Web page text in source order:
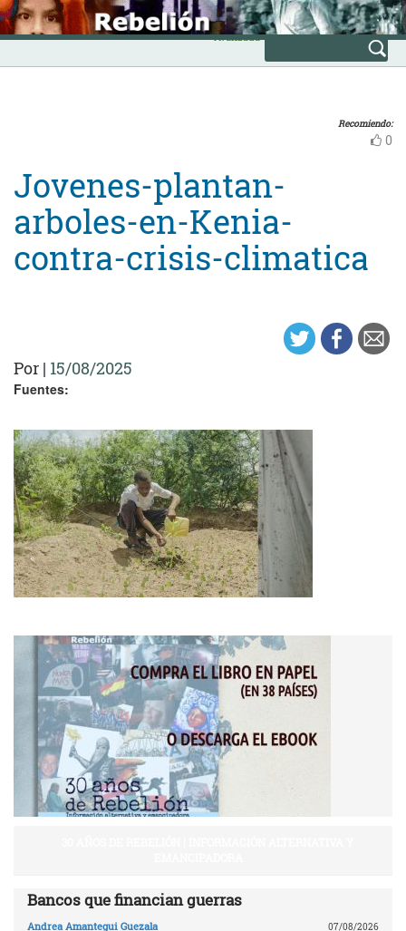
Skip
to
content
INICIO
Avanzada
Recomiendo:
0
Jovenes-plantan-
arboles-en-Kenia-
contra-crisis-climatica
Por | 15/08/2025
Fuentes:
Bancos que financian guerras
Andrea Amantegui Guezala 07/08/2026